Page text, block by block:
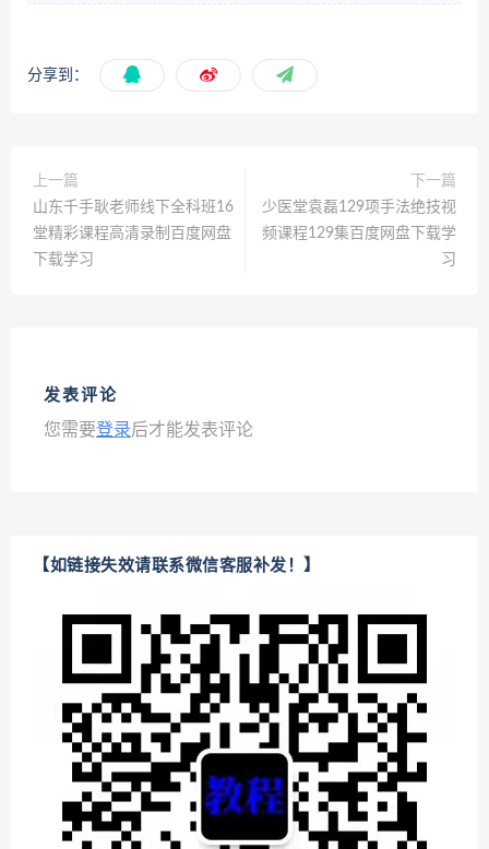
分享到：
上一篇
山东千手耿老师线下全科班16
堂精彩课程高清录制百度网盘
下载学习
下一篇
少医堂袁磊129项手法绝技视
频课程129集百度网盘下载学
习
发表评论
您需要登录后才能发表评论
【如链接失效请联系微信客服补发！】